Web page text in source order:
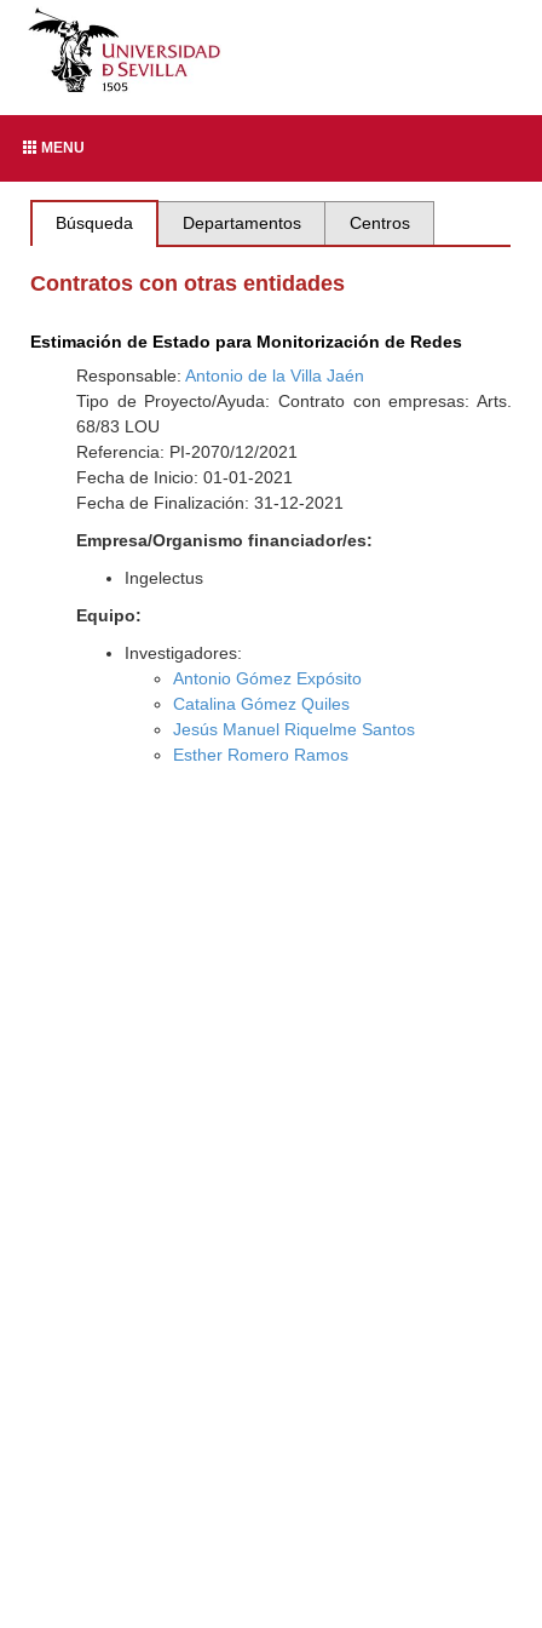
MENU
Búsqueda Departamentos Centros
Contratos con otras entidades
Estimación de Estado para Monitorización de Redes
Responsable: Antonio de la Villa Jaén
Tipo de Proyecto/Ayuda: Contrato con empresas: Arts.
68/83 LOU
Referencia: PI-2070/12/2021
Fecha de Inicio: 01-01-2021
Fecha de Finalización: 31-12-2021
Empresa/Organismo financiador/es:
Ingelectus
Equipo:
Investigadores:
Antonio Gómez Expósito
Catalina Gómez Quiles
Jesús Manuel Riquelme Santos
Esther Romero Ramos